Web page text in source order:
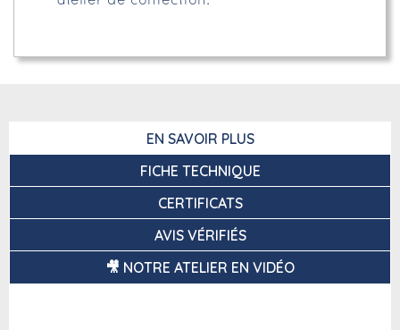
EN SAVOIR PLUS
FICHE TECHNIQUE
CERTIFICATS
AVIS VÉRIFIÉS
🎥 NOTRE ATELIER EN VIDÉO